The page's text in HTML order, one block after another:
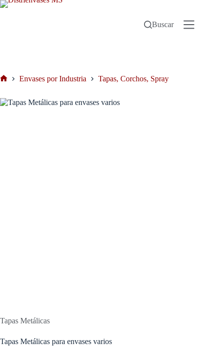
Buscar
Envases por Industria Tapas, Corchos, Spray
Tapas Metálicas
Tapas Metálicas para envases varios